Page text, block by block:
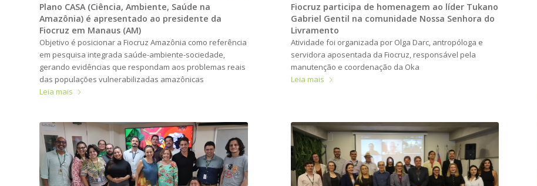
Plano CASA (Ciência, Ambiente, Saúde na
Amazônia) é apresentado ao presidente da
Fiocruz em Manaus (AM)
Objetivo é posicionar a Fiocruz Amazônia como referência
em pesquisa integrada saúde-ambiente-sociedade,
gerando evidências que respondam aos problemas reais
das populações vulnerabilizadas amazônicas
Leia mais
Fiocruz participa de homenagem ao líder Tukano
Gabriel Gentil na comunidade Nossa Senhora do
Livramento
Atividade foi organizada por Olga Darc, antropóloga e
servidora aposentada da Fiocruz, responsável pela
manutenção e coordenação da Oka
Leia mais